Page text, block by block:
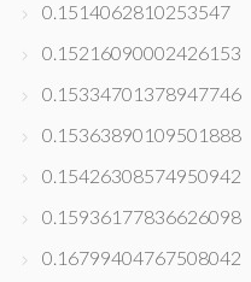
0.1514062810253547
0.15216090002426153
0.15334701378947746
0.15363890109501888
0.15426308574950942
0.15936177836626098
0.16799404767508042